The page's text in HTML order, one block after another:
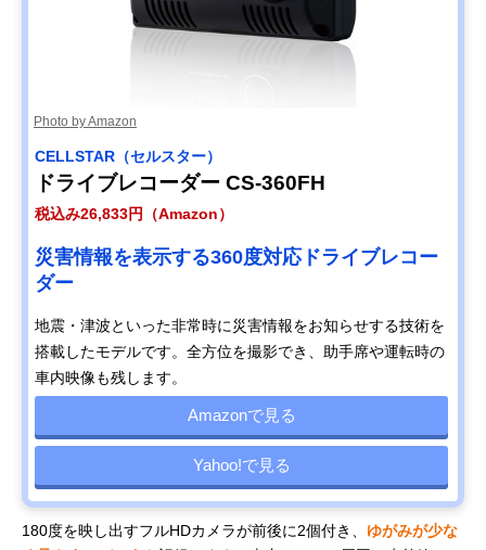
Photo by Amazon
CELLSTAR（セルスター）
ドライブレコーダー CS-360FH
税込み26,833円（Amazon）
災害情報を表示する360度対応ドライブレコー
ダー
地震・津波といった非常時に災害情報をお知らせする技術を
搭載したモデルです。全方位を撮影でき、助手席や運転時の
車内映像も残します。
Amazonで見る
Yahoo!で見る
180度を映し出すフルHDカメラが前後に2個付き、 ゆがみが少な